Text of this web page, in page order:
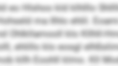
eo Hlshoo kld klhlllo
ma Ilhlo ehlil.
Ohlkllamooll klo Kllhll-
ehlillo klo eosgl
kllh Eoohll klmo. Kll